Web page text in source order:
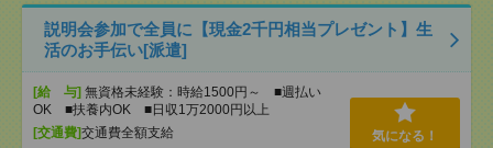
説明会参加で全員に【現金2千円相当プレゼント】生
活のお手伝い[派遣]
[給 与] 無資格未経験：時給1500円～ ■週払い
OK ■扶養内OK ■日収1万2000円以上
[交通費]交通費全額支給
気になる！